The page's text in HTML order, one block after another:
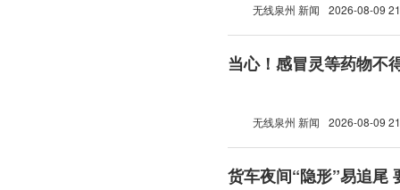
无线泉州 新闻 2026-08-09
当心！感冒灵等药物不
无线泉州 新闻 2026-08-09
货车夜间“隐形”易追尾